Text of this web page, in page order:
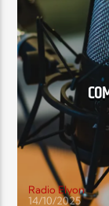
TITRE
ARTISTE
Radio Elyon
14/10/2025